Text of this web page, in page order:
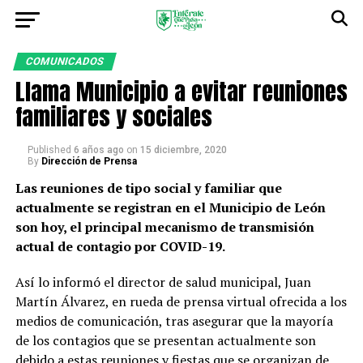
COMUNICADOS
Llama Municipio a evitar reuniones
familiares y sociales
Published 6 años ago on 15 diciembre, 2020
By Dirección de Prensa
Las reuniones de tipo social y familiar que
actualmente se registran en el Municipio de León
son hoy, el principal mecanismo de transmisión
actual de contagio por COVID-19.
Así lo informó el director de salud municipal, Juan
Martín Álvarez, en rueda de prensa virtual ofrecida a los
medios de comunicación, tras asegurar que la mayoría
de los contagios que se presentan actualmente son